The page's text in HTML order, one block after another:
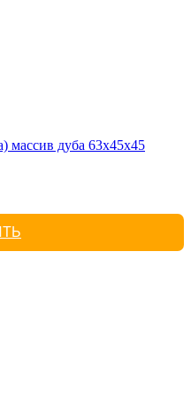
массив дуба 63х45х45